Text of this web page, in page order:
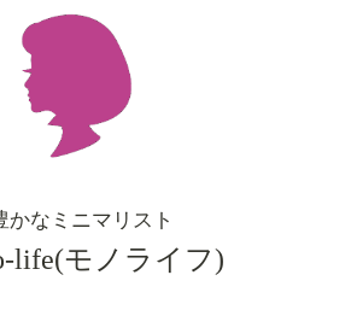
かなミニマリスト
life(モノライフ)